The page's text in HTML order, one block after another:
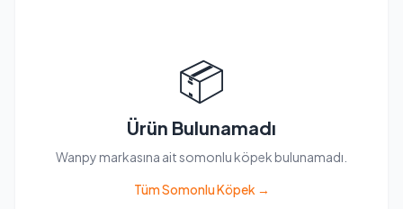
📦
Ürün Bulunamadı
Wanpy markasına ait somonlu köpek bulunamadı.
Tüm Somonlu Köpek →